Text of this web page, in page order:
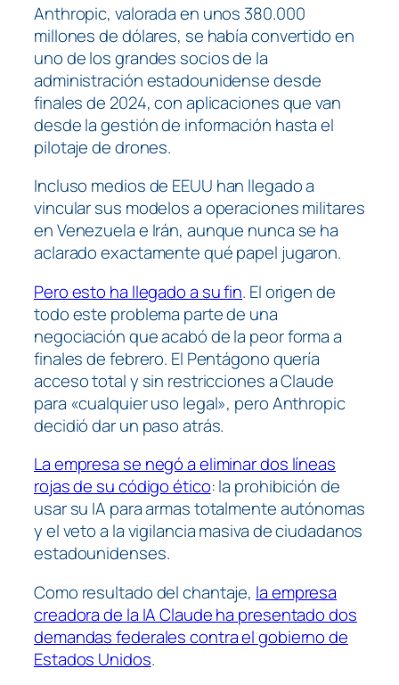
Anthropic, valorada en unos 380.000
millones de dólares, se había convertido en
uno de los grandes socios de la
administración estadounidense desde
finales de 2024, con aplicaciones que van
desde la gestión de información hasta el
pilotaje de drones.
Incluso medios de EEUU han llegado a
vincular sus modelos a operaciones militares
en Venezuela e Irán, aunque nunca se ha
aclarado exactamente qué papel jugaron.
Pero esto ha llegado a su fin. El origen de
todo este problema parte de una
negociación que acabó de la peor forma a
finales de febrero. El Pentágono quería
acceso total y sin restricciones a Claude
para «cualquier uso legal», pero Anthropic
decidió dar un paso atrás.
La empresa se negó a eliminar dos líneas
rojas de su código ético: la prohibición de
usar su IA para armas totalmente autónomas
y el veto a la vigilancia masiva de ciudadanos
estadounidenses.
Como resultado del chantaje, la empresa
creadora de la IA Claude ha presentado dos
demandas federales contra el gobierno de
Estados Unidos.